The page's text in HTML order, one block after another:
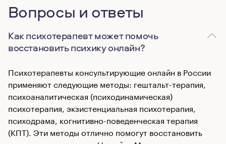
Вопросы и ответы
Как психотерапевт может помочь
восстановить психику онлайн?
Психотерапевты консультирующие онлайн в России
применяют следующие методы: гештальт-терапия,
психоаналитическая (психодинамическая)
психотерапия, экзистенциальная психотерапия,
психодрама, когнитивно-поведенческая терапия
(КПТ). Эти методы отлично помогут восстановить